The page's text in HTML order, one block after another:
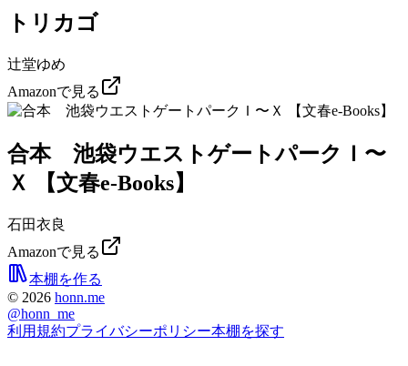
トリカゴ
辻堂ゆめ
Amazonで見る
合本 池袋ウエストゲートパークＩ〜
Ｘ 【文春e-Books】
石田衣良
Amazonで見る
本棚を作る
© 2026 honn.me
@honn_me
利用規約プライバシーポリシー本棚を探す